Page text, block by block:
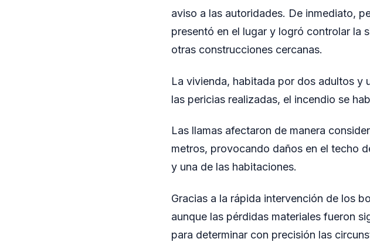
aviso a las autoridades. De inmediato,
presentó en el lugar y logró controlar la
otras construcciones cercanas.
La vivienda, habitada por dos adultos y
las pericias realizadas, el incendio se
Las llamas afectaron de manera
metros, provocando daños en el techo
y una de las habitaciones.
Gracias a la rápida intervención de los
aunque las pérdidas materiales fueron
para determinar con precisión las